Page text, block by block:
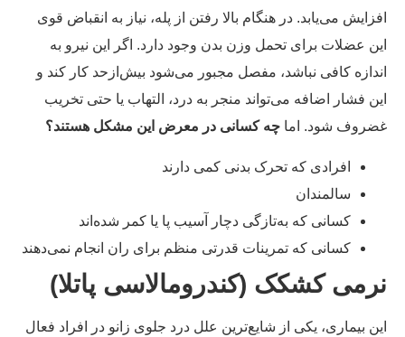
می‌یابد. در هنگام بالا رفتن از پله، نیاز به انقباض قوی
عضلات برای تحمل وزن بدن وجود دارد. اگر این نیرو به
کافی نباشد، مفصل مجبور می‌شود بیش‌از‌حد کار کند و
فشار اضافه می‌تواند منجر به درد، التهاب یا حتی تخریب
شود. اماچه کسانی در معرض این مشکل هستند؟
افرادی که تحرک بدنی کمی دارند
سالمندان
کسانی که به‌تازگی دچار آسیب پا یا کمر شده‌اند
کسانی که تمرینات قدرتی منظم برای ران انجام نمی‌دهند
کشکک (کندرومالاسی پاتلا)
بیماری، یکی از شایع‌ترین علل درد جلوی زانو در افراد فعال